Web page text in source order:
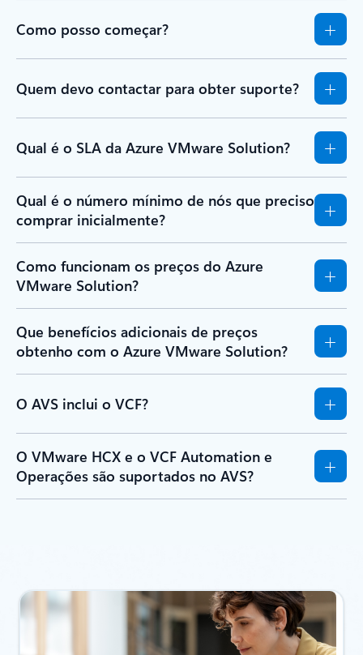
Como posso começar?
Quem devo contactar para obter suporte?
Qual é o SLA da Azure VMware Solution?
Qual é o número mínimo de nós que preciso
comprar inicialmente?
Como funcionam os preços do Azure
VMware Solution?
Que benefícios adicionais de preços
obtenho com o Azure VMware Solution?
O AVS inclui o VCF?
O VMware HCX e o VCF Automation e
Operações são suportados no AVS?